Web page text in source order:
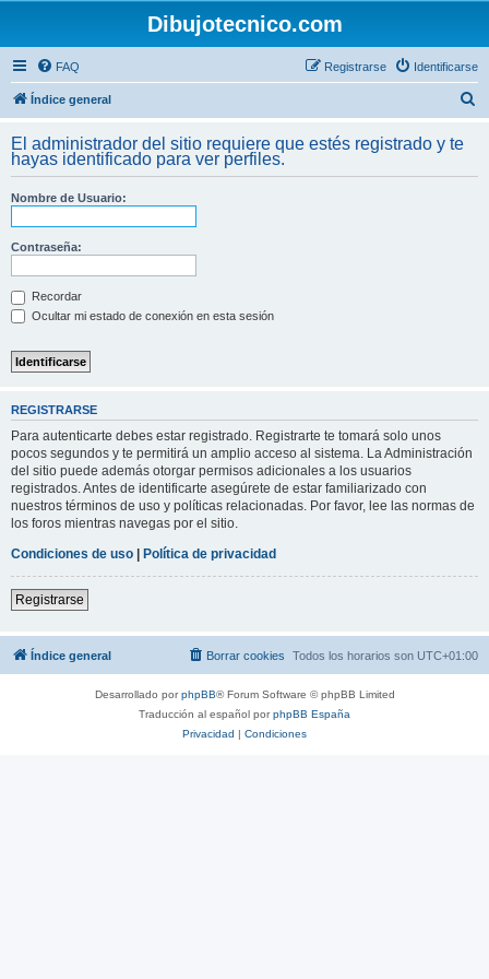
Dibujotecnico.com
FAQ Identificarse
Registrarse
Índice general
c
El administrador del sitio requiere que estés registrado y te
hayas identificado para ver perfiles.
Nombre de Usuario:
Contraseña:
Recordar
Ocultar mi estado de conexión en esta sesión
REGISTRARSE
Para autenticarte debes estar registrado. Registrarte te tomará solo unos
pocos segundos y te permitirá un amplio acceso al sistema. La Administración
del sitio puede además otorgar permisos adicionales a los usuarios
registrados. Antes de identificarte asegúrete de estar familiarizado con
nuestros términos de uso y políticas relacionadas. Por favor, lee las normas de
los foros mientras navegas por el sitio.
Condiciones de uso | Política de privacidad
Registrarse
Índice general Todos los horarios son UTC+01:00
Borrar cookies
Desarrollado porphpBB® Forum Software © phpBB Limited
Traducción al español porphpBB España
Privacidad | Condiciones